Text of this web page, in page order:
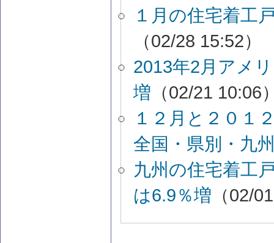
１月の住宅着工
（02/28 15:52）
2013年2月アメ
増 （02/21 10:06
１２月と２０１
全国・県別・九
九州の住宅着工
は6.9％増 （02/